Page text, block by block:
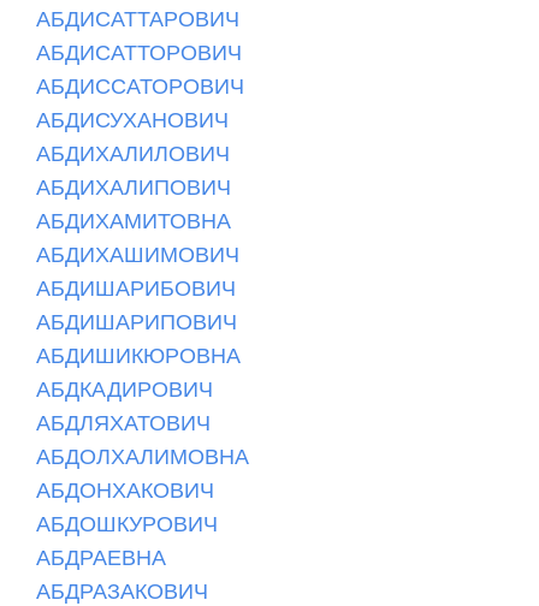
АБДИСАТТАРОВИЧ
АБДИСАТТОРОВИЧ
АБДИССАТОРОВИЧ
АБДИСУХАНОВИЧ
АБДИХАЛИЛОВИЧ
АБДИХАЛИПОВИЧ
АБДИХАМИТОВНА
АБДИХАШИМОВИЧ
АБДИШАРИБОВИЧ
АБДИШАРИПОВИЧ
АБДИШИКЮРОВНА
АБДКАДИРОВИЧ
АБДЛЯХАТОВИЧ
АБДОЛХАЛИМОВНА
АБДОНХАКОВИЧ
АБДОШКУРОВИЧ
АБДРАЕВНА
АБДРАЗАКОВИЧ